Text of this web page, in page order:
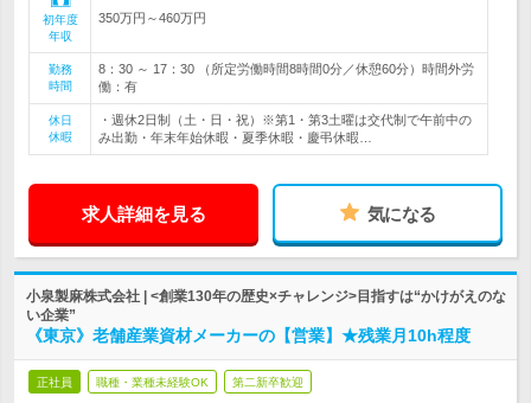
初年度
年収
350万円～460万円
勤務
時間
8：30 ～ 17：30 （所定労働時間8時間0分／休憩60分）時間外労
働：有
休日
休暇
・週休2日制（土・日・祝）※第1・第3土曜は交代制で午前中の
み出勤・年末年始休暇・夏季休暇・慶弔休暇…
求人詳細を見る 気になる
小泉製麻株式会社 | <創業130年の歴史×チャレンジ>目指すは“かけがえのな
い企業”
《東京》老舗産業資材メーカーの【営業】★残業月10h程度
正社員 職種・業種未経験OK 第二新卒歓迎